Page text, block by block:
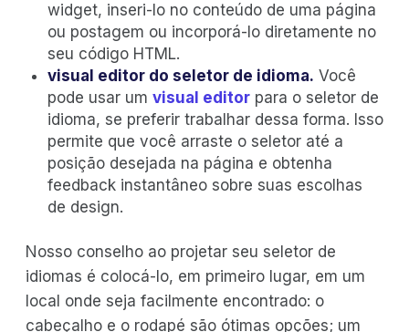
widget, inseri-lo no conteúdo de uma página
ou postagem ou incorporá-lo diretamente no
seu código HTML.
visual editor do seletor de idioma. Você
pode usar um visual editor para o seletor de
idioma, se preferir trabalhar dessa forma. Isso
permite que você arraste o seletor até a
posição desejada na página e obtenha
feedback instantâneo sobre suas escolhas
de design.
Nosso conselho ao projetar seu seletor de
idiomas é colocá-lo, em primeiro lugar, em um
local onde seja facilmente encontrado: o
cabeçalho e o rodapé são ótimas opções; um